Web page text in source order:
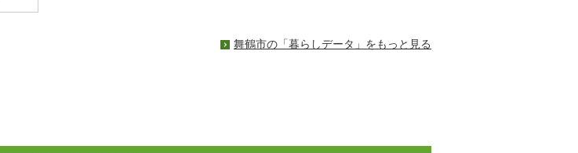
舞鶴市の「暮らしデータ」をもっと見る